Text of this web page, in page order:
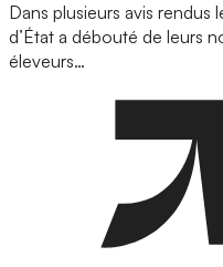
Dans plusieurs avis rendus
d’État a débouté de leurs
éleveurs…